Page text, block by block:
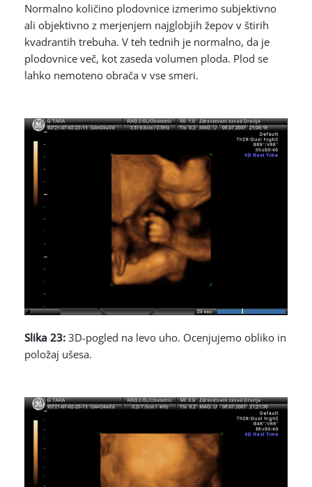
Normalno količino plodovnice izmerimo subjektivno
ali objektivno z merjenjem najglobjih žepov v štirih
kvadrantih trebuha. V teh tednih je normalno, da je
plodovnice več, kot zaseda volumen ploda. Plod se
lahko nemoteno obrača v vse smeri.
Slika 23: 3D-pogled na levo uho. Ocenjujemo obliko in
položaj ušesa.